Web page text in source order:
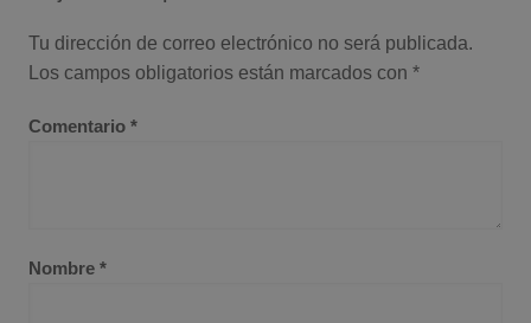
Tu dirección de correo electrónico no será publicada.
Los campos obligatorios están marcados con *
Comentario *
Nombre *